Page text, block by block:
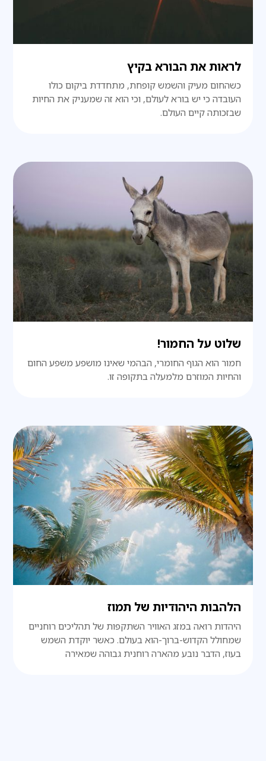
לראות את הבורא בקיץ
כשהחום מעיק והשמש קופחת, מתחדדת ביקום כולו
העובדה כי יש בורא לעולם, וכי הוא זה שמעניק את החיות
שבזכותה קיים העולם.
שלוט על החמור!
חמור הוא הגוף החומרי, הבהמי שאינו מושפע משפע החום
והחיות המוזרם מלמעלה בתקופה זו.
הלהבות היהודיות של תמוז
היהדות רואה במזג האוויר השתקפות של תהליכים רוחניים
שמחולל הקדוש-ברוך-הוא בעולם. כאשר יוקדת השמש
בעוז, הדבר נובע מהארה רוחנית גבוהה שמאירה